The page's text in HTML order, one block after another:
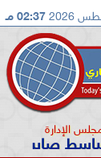
02:37 مـ
من «تكوين»
الإدارة
صابر